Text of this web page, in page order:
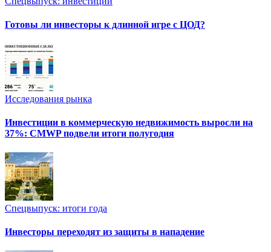
Готовы ли инвесторы к длинной игре с ЦОД?
Исследования рынка
Инвестиции в коммерческую недвижимость выросли на
37%: CMWP подвели итоги полугодия
Спецвыпуск: итоги года
Инвесторы переходят из защиты в нападение